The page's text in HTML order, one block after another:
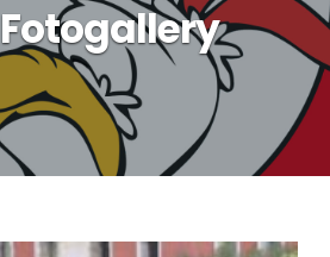
Fotogallery